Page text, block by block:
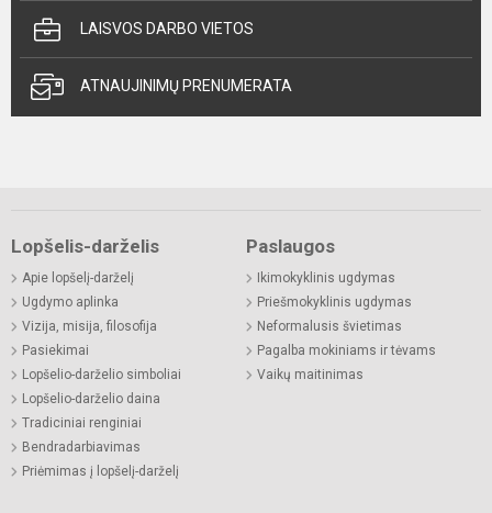
LAISVOS DARBO VIETOS
ATNAUJINIMŲ PRENUMERATA
Lopšelis-darželis
Apie lopšelį-darželį
Ugdymo aplinka
Vizija, misija, filosofija
Pasiekimai
Lopšelio-darželio simboliai
Lopšelio-darželio daina
Tradiciniai renginiai
Bendradarbiavimas
Priėmimas į lopšelį-darželį
Paslaugos
Ikimokyklinis ugdymas
Priešmokyklinis ugdymas
Neformalusis švietimas
Pagalba mokiniams ir tėvams
Vaikų maitinimas